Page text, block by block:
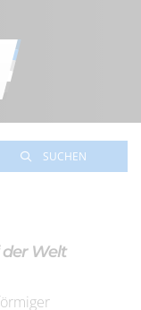
SUCHEN
der Welt